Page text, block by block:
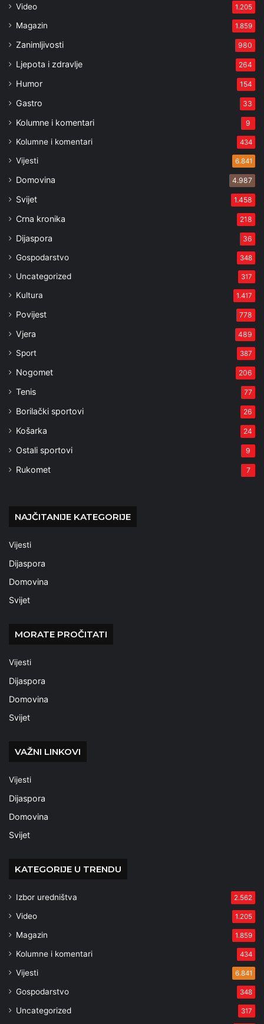
Video 1.205
Magazin 1.859
Zanimljivosti 980
Ljepota i zdravlje 264
Humor 154
Gastro 33
Kolumne i komentari 9
Kolumne i komentari 434
Vijesti 6.841
Domovina 4.987
Svijet 1.458
Crna kronika 218
Dijaspora 36
Gospodarstvo 348
Uncategorized 317
Kultura 1.417
Povijest 778
Vjera 489
Sport 387
Nogomet 206
Tenis 77
Borilački sportovi 26
Košarka 24
Ostali sportovi 9
Rukomet 7
NAJČITANIJE KATEGORIJE
Vijesti
Dijaspora
Domovina
Svijet
MORATE PROČITATI
Vijesti
Dijaspora
Domovina
Svijet
VAŽNI LINKOVI
Vijesti
Dijaspora
Domovina
Svijet
KATEGORIJE U TRENDU
Izbor uredništva 2.562
Video 1.205
Magazin 1.859
Kolumne i komentari 434
Vijesti 6.841
Gospodarstvo 348
Uncategorized 317